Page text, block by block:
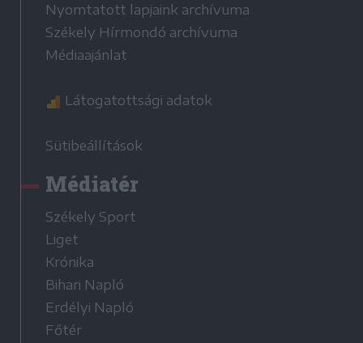
Nyomtatott lapjaink archívuma
Székely Hírmondó archívuma
Médiaajánlat
Látogatottsági adatok
Sütibeállítások
Médiatér
Székely Sport
Liget
Krónika
Bihari Napló
Erdélyi Napló
Főtér